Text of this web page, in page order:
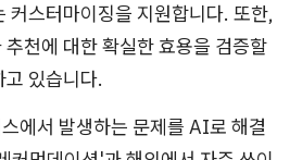
커스터마이징을 지원합니다. 또한,
천에 대한 확실한 효용을 검증할
있습니다.
에서 발생하는 문제를 AI로 해결